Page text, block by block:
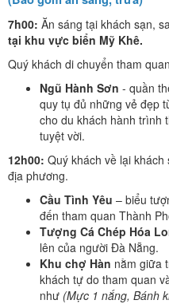
7h00: Ăn sáng tại khách sạn,
tại khu vực biển Mỹ Khê.
Quý khách di chuyển tham
Ngũ Hành Sơn - quần
quy tụ đủ những vẻ đẹp
cho du khách hành trình
tuyệt vời.
12h00: Quý khách về lại
địa phương.
Cầu Tình Yêu – biểu
đến tham quan Thành
Tượng Cá Chép Hóa
lên của người Đà Nẵng.
Khu chợ Hàn nằm giữa
khách tự do tham quan
như (Mực 1 nắng, Bánh